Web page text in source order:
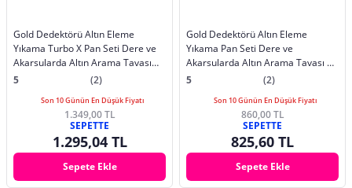
Gold Dedektörü Altın Eleme
Yıkama Turbo X Pan Seti Dere ve
Akarsularda Altın Arama Tavası
Oval Tasarım Pan | Delikli Süzgeç
5 (2)
Son 10 Günün En Düşük Fiyatı
1.349,00 TL
SEPETTE
1.295,04 TL
Sepete Ekle
Gold Dedektörü Altın Eleme
Yıkama Pan Seti Dere ve
Akarsularda Altın Arama Tavası 36
cm Çapında Pan | Delikli Süzgeç
5 (2)
Son 10 Günün En Düşük Fiyatı
860,00 TL
SEPETTE
825,60 TL
Sepete Ekle